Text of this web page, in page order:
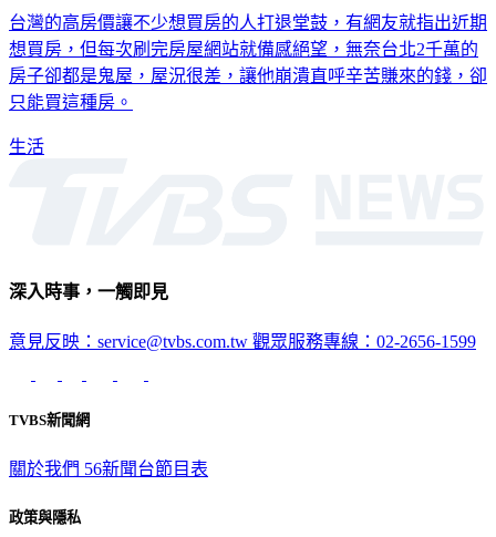
台灣的高房價讓不少想買房的人打退堂鼓，有網友就指出近期
想買房，但每次刷完房屋網站就備感絕望，無奈台北2千萬的
房子卻都是鬼屋，屋況很差，讓他崩潰直呼辛苦賺來的錢，卻
只能買這種房。
生活
深入時事，一觸即見
意見反映：service@tvbs.com.tw 觀眾服務專線：02-2656-1599
TVBS新聞網
關於我們 56新聞台節目表
政策與隱私